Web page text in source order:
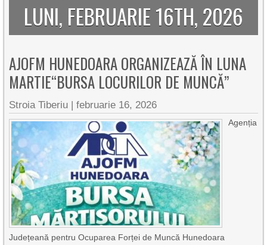
LUNI, FEBRUARIE 16TH, 2026
AJOFM HUNEDOARA ORGANIZEAZĂ ÎN LUNA
MARTIE“BURSA LOCURILOR DE MUNCĂ”
Stroia Tiberiu |februarie 16, 2026
Agenția
Județeană pentru Ocuparea Forței de Muncă Hunedoara